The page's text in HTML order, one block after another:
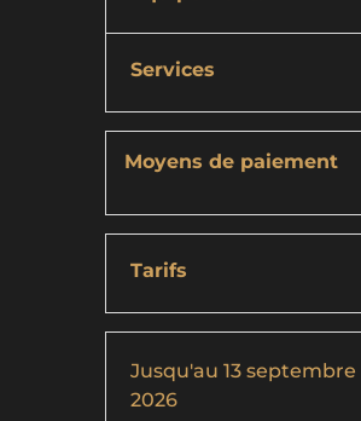
Services
Moyens de paiement
Tarifs
Jusqu'au 13 septembre
2026